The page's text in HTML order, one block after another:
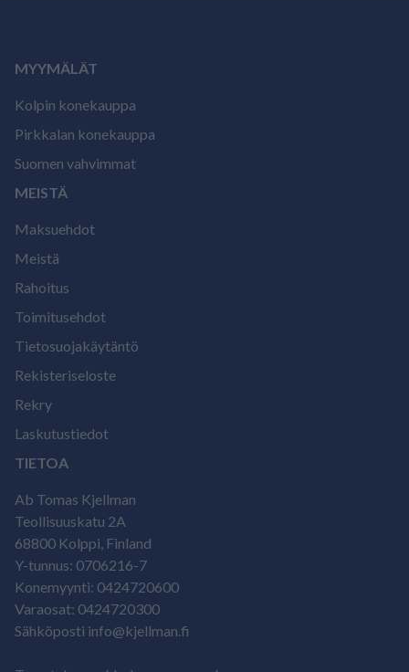
MYYMÄLÄT
Kolpin konekauppa
Pirkkalan konekauppa
Suomen vahvimmat
MEISTÄ
Maksuehdot
Meistä
Rahoitus
Toimitusehdot
Tietosuojakäytäntö
Rekisteriseloste
Rekry
Laskutustiedot
TIETOA
Ab Tomas Kjellman
Teollisuuskatu 2A
68800 Kolppi, Finland
Y-tunnus: 0706216-7
Konemyynti: 0424720600
Varaosat: 0424720300
Sähköposti info@kjellman.fi